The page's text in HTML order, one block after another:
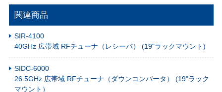
関連商品
SIR-4100
40GHz 広帯域 RFチューナ（レシーバ） (19"ラックマウント)
SIDC-6000
26.5GHz 広帯域 RFチューナ（ダウンコンバータ） (19"ラック
マウント）